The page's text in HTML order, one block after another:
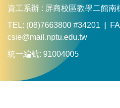
資工系辦 : 屏商校區教學二館南
TEL: (08)7663800 #34201 |
csie@mail.nptu.edu.tw
統一編號: 91004005